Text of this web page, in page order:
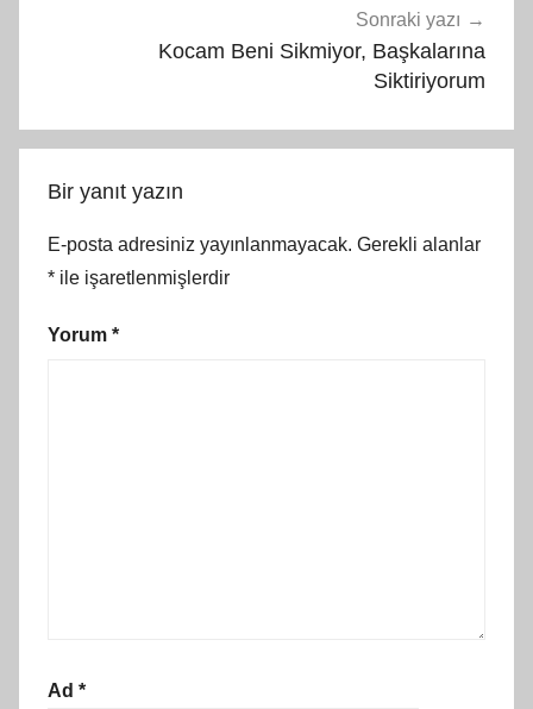
Sonraki yazı
Kocam Beni Sikmiyor, Başkalarına
Siktiriyorum
Bir yanıt yazın
E-posta adresiniz yayınlanmayacak. Gerekli alanlar
* ile işaretlenmişlerdir
Yorum *
Ad *